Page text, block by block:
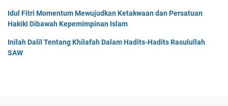
Idul Fitri Momentum Mewujudkan Ketakwaan dan Persatuan
Hakiki Dibawah Kepemimpinan Islam
Inilah Dalil Tentang Khilafah Dalam Hadits-Hadits Rasulullah
SAW